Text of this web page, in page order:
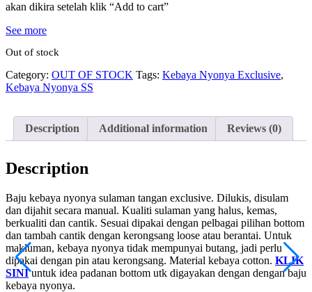
akan dikira setelah klik “Add to cart”
See more
Out of stock
Category: OUT OF STOCK Tags: Kebaya Nyonya Exclusive,
Kebaya Nyonya SS
Description Additional information Reviews (0)
Description
Baju kebaya nyonya sulaman tangan exclusive. Dilukis, disulam
dan dijahit secara manual. Kualiti sulaman yang halus, kemas,
berkualiti dan cantik. Sesuai dipakai dengan pelbagai pilihan bottom
dan tambah cantik dengan kerongsang loose atau berantai. Untuk
makluman, kebaya nyonya tidak mempunyai butang, jadi perlu
dipakai dengan pin atau kerongsang. Material kebaya cotton. KLIK
SINIuntuk idea padanan bottom utk digayakan dengan dengan baju
kebaya nyonya.